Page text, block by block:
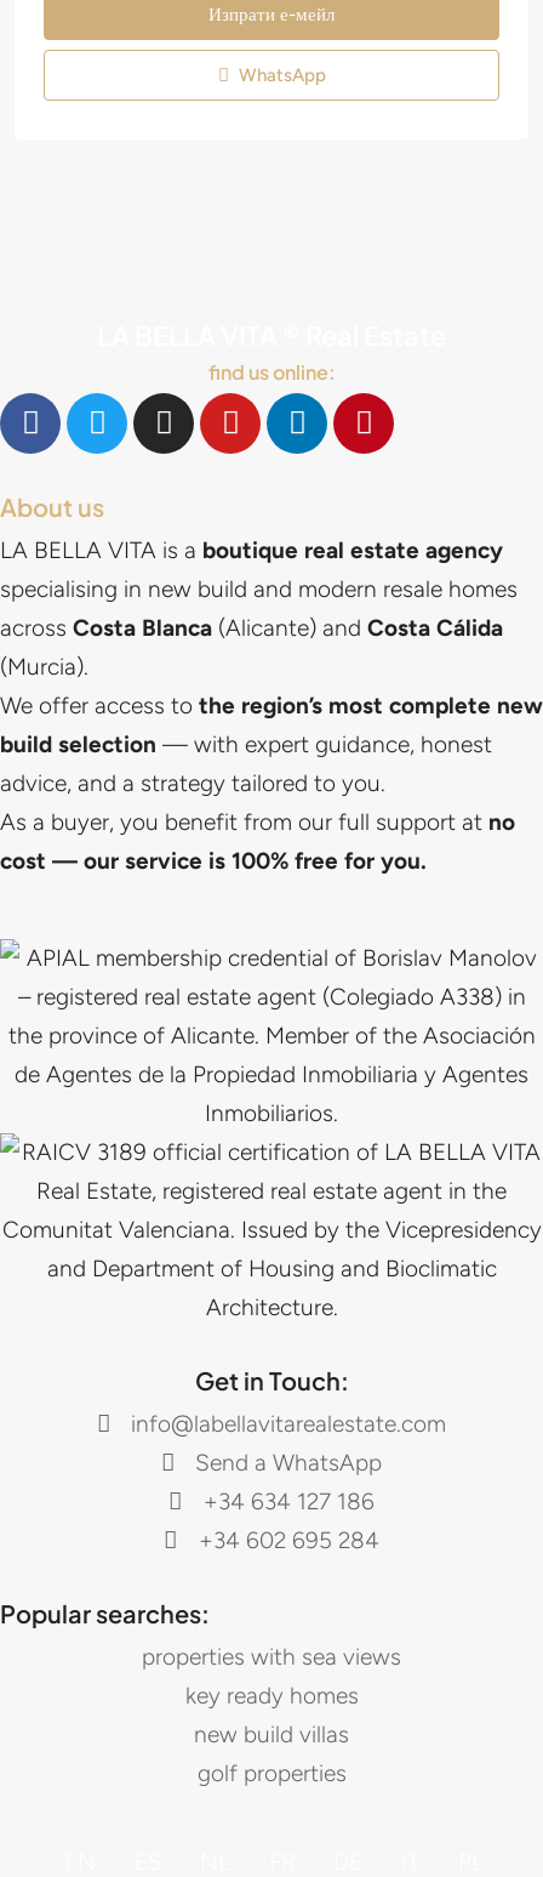
Изпрати е-мейл
WhatsApp
find us online:
About us
LA BELLA VITA is a boutique real estate agency
specialising in new build and modern resale homes
across Costa Blanca (Alicante) and Costa Cálida
(Murcia).
We offer access to the region’s most complete new
build selection — with expert guidance, honest
advice, and a strategy tailored to you.
As a buyer, you benefit from our full support at no
cost — our service is 100% free for you.
Get in Touch:
info@labellavitarealestate.com
Send a WhatsApp
+34 634 127 186
+34 602 695 284
Popular searches:
properties with sea views
key ready homes
new build villas
golf properties